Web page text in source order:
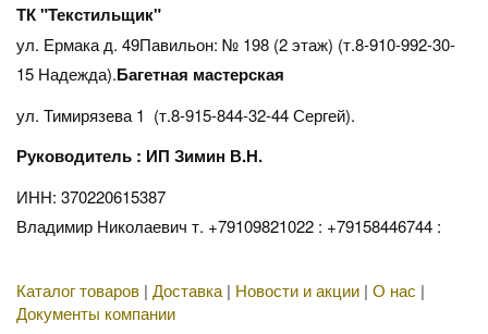
ТК "Текстильщик"
ул. Ермака д. 49Павильон: № 198 (2 этаж) (т.8-910-992-30-
15 Надежда).Багетная мастерская
ул. Тимирязева 1 (т.8-915-844-32-44 Сергей).
Руководитель : ИП Зимин В.Н.
ИНН: 370220615387
Владимир Николаевич т. +79109821022 : +79158446744 :
Каталог товаров | Доставка | Новости и акции | О нас |
Документы компании